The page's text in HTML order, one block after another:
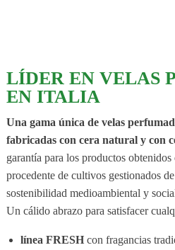
LÍDER EN VELAS
EN ITALIA
Una gama única de velas
fabricadas con cera natural y con
garantía para los productos obtenidos
procedente de cultivos gestionados
sostenibilidad medioambiental y
Un cálido abrazo para satisfacer
línea FRESH con fragancias